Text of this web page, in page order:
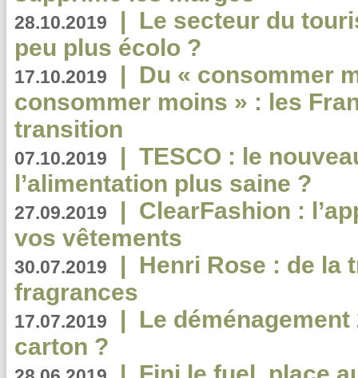
28.10.2019 | Le secteur du
peu plus écolo ?
17.10.2019 | Du « consommer
consommer moins » : les
transition
07.10.2019 | TESCO : le
l’alimentation plus saine ?
27.09.2019 | ClearFashion :
vos vêtements
30.07.2019 | Henri Rose : de la
fragrances
17.07.2019 | Le
carton ?